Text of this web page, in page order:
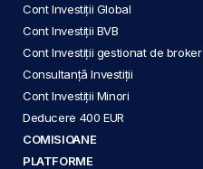
Cont Investiții Global
Cont Investiții BVB
Cont Investiții gestionat de broker
Consultanță Investiții
Cont Investiții Minori
Deducere 400 EUR
COMISIOANE
PLATFORME